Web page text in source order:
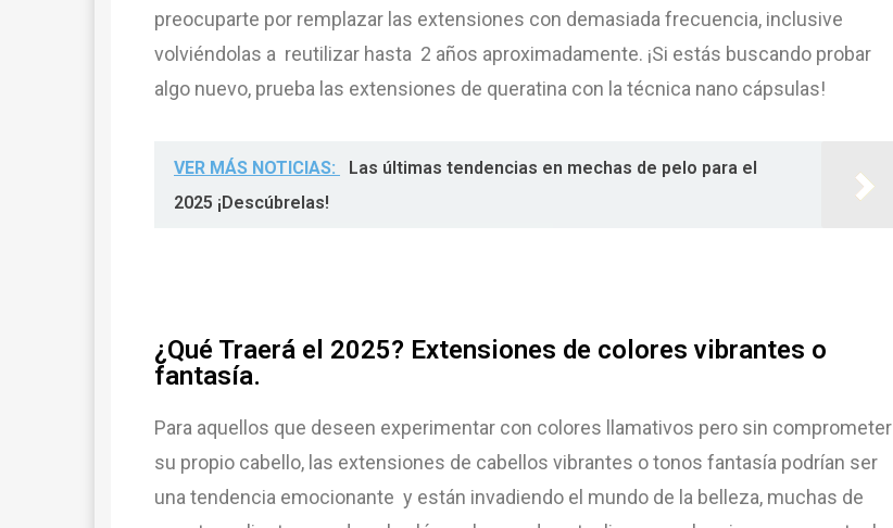
preocuparte por remplazar las extensiones con demasiada frecuencia, inclusive
volviéndolas a reutilizar hasta 2 años aproximadamente. ¡Si estás buscando probar
algo nuevo, prueba las extensiones de queratina con la técnica nano cápsulas!
VER MÁS NOTICIAS:
Las últimas tendencias en mechas de pelo para el
2025 ¡Descúbrelas!
¿Qué Traerá el 2025? Extensiones de colores vibrantes o
fantasía.
Para aquellos que deseen experimentar con colores llamativos pero sin comprometer
su propio cabello, las extensiones de cabellos vibrantes o tonos fantasía podrían ser
una tendencia emocionante y están invadiendo el mundo de la belleza, muchas de